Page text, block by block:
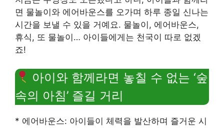
면 물놀이와 에어바운스를 오가며 하루 종일 신나는
시간을 보낼 수 있을 거예요. 물놀이, 에어바운스,
휴식, 또 물놀이… 아이들에게는 천국이 따로 없겠
죠!
아이와 함께라면 놓칠 수 없는 ‘숲
속의 아침’ 즐길 거리
* 에어바운스: 아이들이 체력을 발산하며 즐거운 시